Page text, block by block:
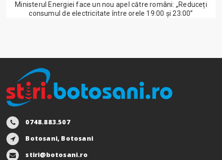
Ministerul Energiei face un nou apel către români: „Reduceți
consumul de electricitate între orele 19:00 și 23:00”
0748.883.507
Botosani, Botosani
stiri@botosani.ro